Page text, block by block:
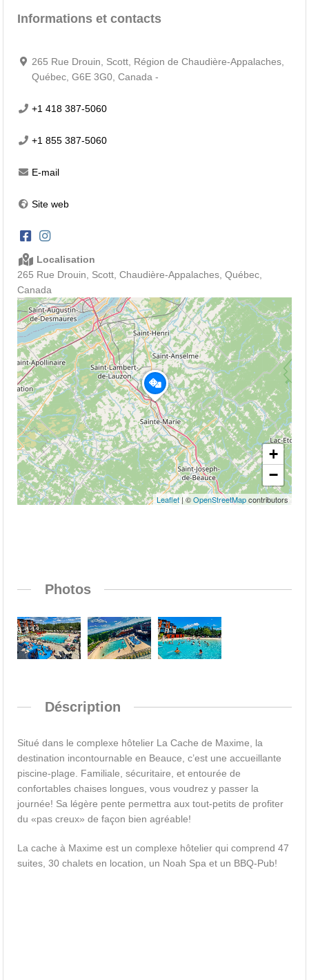
Informations et contacts
265 Rue Drouin, Scott, Région de Chaudière-Appalaches,
Québec, G6E 3G0, Canada -
+1 418 387-5060
+1 855 387-5060
E-mail
Site web
Localisation
265 Rue Drouin, Scott, Chaudière-Appalaches, Québec,
Canada
+
−
Leaflet| ©OpenStreetMapcontributors
Photos
Déscription
Situé dans le complexe hôtelier La Cache de Maxime, la
destination incontournable en Beauce, c’est une accueillante
piscine-plage. Familiale, sécuritaire, et entourée de
confortables chaises longues, vous voudrez y passer la
journée! Sa légère pente permettra aux tout-petits de profiter
du «pas creux» de façon bien agréable!
La cache à Maxime est un complexe hôtelier qui comprend 47
suites, 30 chalets en location, un Noah Spa et un BBQ-Pub!